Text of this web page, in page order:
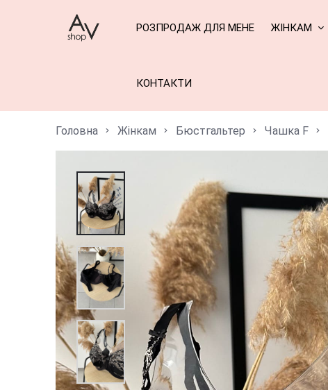
РОЗПРОДАЖ ДЛЯ МЕНЕ ЖІНКАМ
КОНТАКТИ
Головна Жінкам Бюстгальтер Чашка F